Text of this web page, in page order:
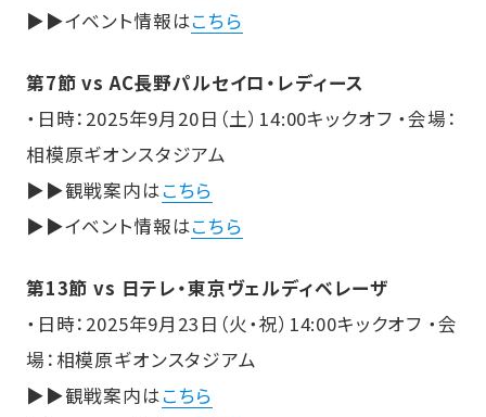
▶▶イベント情報はこちら
第7節 vs AC長野パルセイロ・レディース
・日時：2025年9月20日（土）14:00キックオフ ・会場：
相模原ギオンスタジアム
▶▶観戦案内はこちら
▶▶イベント情報はこちら
第13節 vs 日テレ・東京ヴェルディベレーザ
・日時：2025年9月23日（火・祝）14:00キックオフ ・会
場：相模原ギオンスタジアム
▶▶観戦案内はこちら